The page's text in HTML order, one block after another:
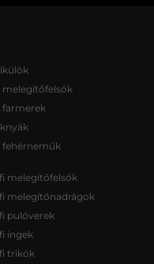
melegítőfelsők
farmerek
fehérneműk
melegítőfelsők
melegítőnadrágok
pulóverek
ingek
trikók